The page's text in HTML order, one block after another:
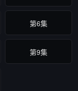
第6集
第9集